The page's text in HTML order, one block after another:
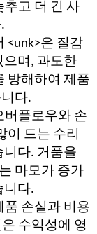
추고 더 긴 사
<unk>은 질감
으며, 과도한
방해하여 제품
다.
버플로우와 손
이 드는 수리
니다. 거품을
마모가 증가
니다.
품 손실과 비용
수익성에 영